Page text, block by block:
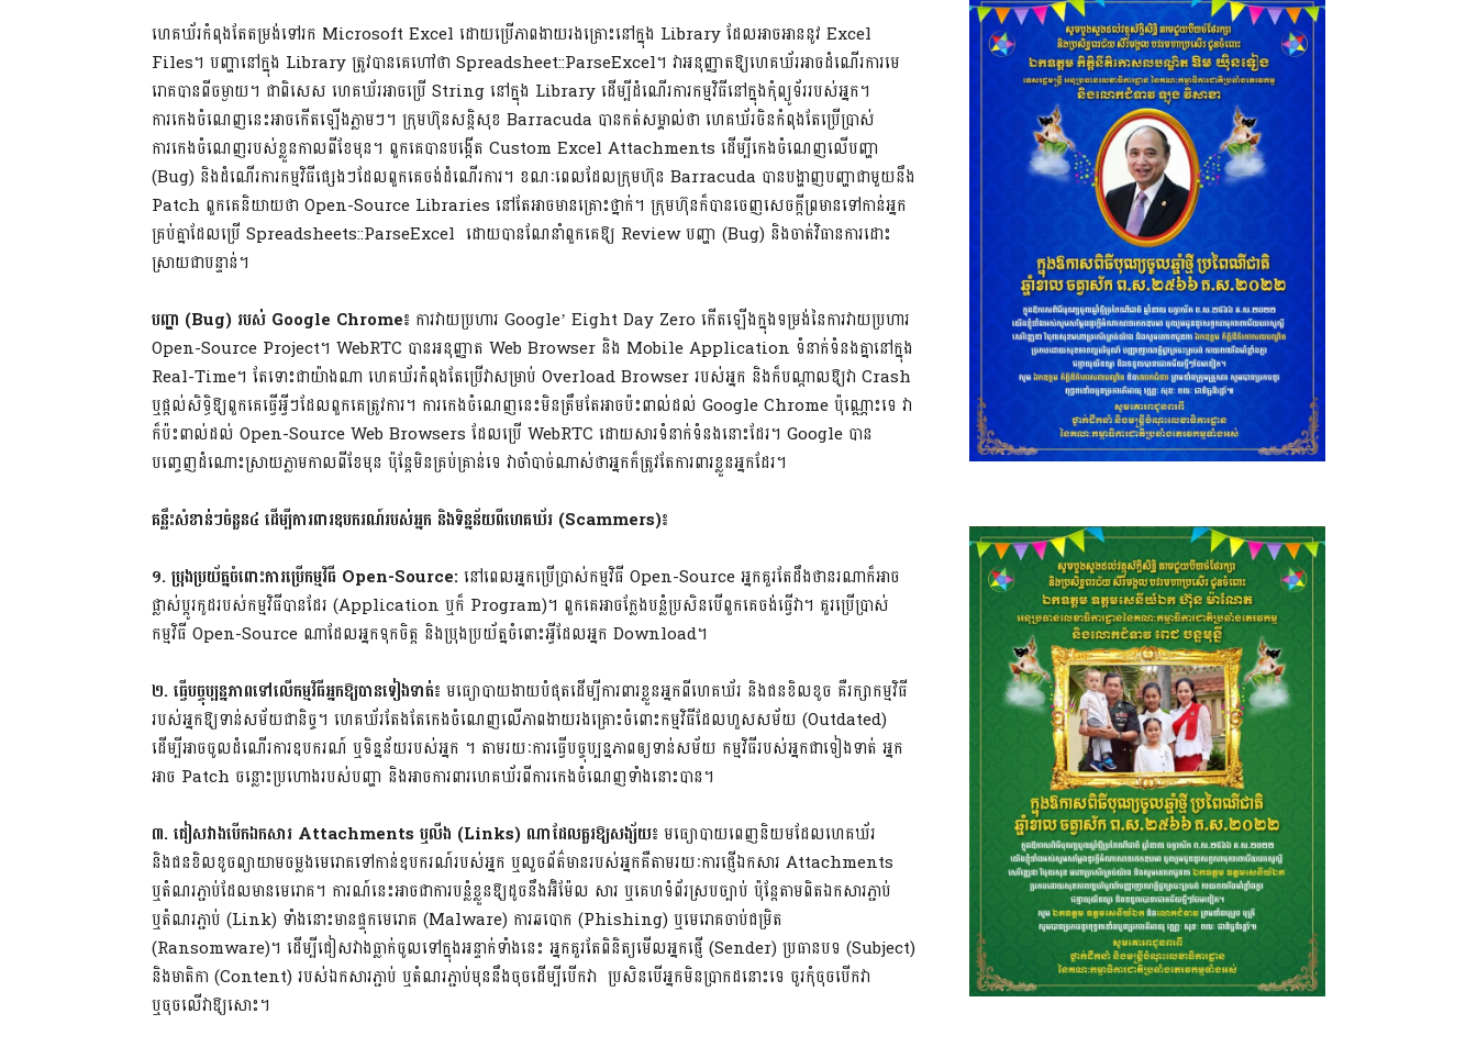
ហេគឃ័រកំពុងតែតម្រង់ទៅរក Microsoft Excel ដោយប្រើភាពងាយរងគ្រោះនៅក្នុង Library ដែលអាចអាននូវ Excel
Files។ បញ្ហានៅក្នុង Library ត្រូវបានគេហៅថា Spreadsheet::ParseExcel។ វាអនុញ្ញាតឱ្យហេគឃ័រអាចដំណើរការមេ
រោគបានពីចម្ងាយ។ ជាពិសេស ហេគឃ័រអាចប្រើ String នៅក្នុង Library ដើម្បីដំណើរការកម្មវិធីនៅក្នុងកុំព្យូទ័ររបស់អ្នក។
ការកេងចំណេញនេះអាចកើតឡើងភ្លាមៗ។ ក្រុមហ៊ុនសន្តិសុខ Barracuda បានកត់សម្គាល់ថា ហេគឃ័រចិនកំពុងតែប្រើប្រាស់
ការកេងចំណេញរបស់ខ្លួនកាលពីខែមុន។ ពួកគេបានបង្កើត Custom Excel Attachments ដើម្បីកេងចំណេញលើបញ្ហា
(Bug) និងដំណើរការកម្មវិធីផ្សេងៗដែលពួកគេចង់ដំណើរការ។ ខណៈពេលដែលក្រុមហ៊ុន Barracuda បានបង្ហាញបញ្ហាជាមួយនឹង
Patch ពួកគេនិយាយថា Open-Source Libraries នៅតែអាចមានគ្រោះថ្នាក់។ ក្រុមហ៊ុនក៏បានចេញសេចក្តីព្រមានទៅកាន់អ្នក
គ្រប់គ្នាដែលប្រើ Spreadsheets::ParseExcel ដោយបានណែនាំពួកគេឱ្យ Review បញ្ហា (Bug) និងចាត់វិធានការដោះ
ស្រាយជាបន្ទាន់។
បញ្ហា (Bug) របស់ Google Chrome៖ ការវាយប្រហារ Google’ Eight Day Zero កើតឡើងក្នុងទម្រង់នៃការវាយប្រហារ
Open-Source Project។ WebRTC បានអនុញ្ញាត Web Browser និង Mobile Application ទំនាក់ទំនងគ្នានៅក្នុង
Real-Time។ តែទោះជាយ៉ាងណា ហេគឃ័រកំពុងតែប្រើវាសម្រាប់ Overload Browser របស់អ្នក និងក៏បណ្តាលឱ្យវា Crash
ឬផ្តល់សិទ្ធិឱ្យពួកគេធ្វើអ្វីៗដែលពួកគេត្រូវការ។ ការកេងចំណេញនេះមិនត្រឹមតែអាចប៉ះពាល់ដល់ Google Chrome ប៉ុណ្ណោះទេ វា
ក៏ប៉ះពាល់ដល់ Open-Source Web Browsers ដែលប្រើ WebRTC ដោយសារទំនាក់ទំនងនោះដែរ។ Google បាន
បញ្ចេញដំណោះស្រាយភ្លាមកាលពីខែមុន ប៉ុន្តែមិនគ្រប់គ្រាន់ទេ វាចាំបាច់ណាស់ថាអ្នកក៏ត្រូវតែការពារខ្លួនអ្នកដែរ។
គន្លឹះសំខាន់ៗចំនួន៤ ដើម្បីការពារឧបករណ៍របស់អ្នក និងទិន្នន័យពីហេគឃ័រ (Scammers)៖
១. ប្រុងប្រយ័ត្នចំពោះការប្រើកម្មវិធី Open-Source:នៅពេលអ្នកប្រើប្រាស់កម្មវិធី Open-Source អ្នកគួរតែដឹងថានរណាក៏អាច
ផ្លាស់ប្តូរកូដរបស់កម្មវិធីបានដែរ (Application ឬក៏ Program)។ ពួកគេអាចក្លែងបន្លំប្រសិនបើពួកគេចង់ធ្វើវា។ គួរប្រើប្រាស់
កម្មវិធី Open-Source ណាដែលអ្នកទុកចិត្ត និងប្រុងប្រយ័ត្នចំពោះអ្វីដែលអ្នក Download។
២. ធ្វើបច្ចុប្បន្នភាពទៅលើកម្មវិធីអ្នកឱ្យបានទៀងទាត់៖ មធ្យោបាយងាយបំផុតដើម្បីការពារខ្លួនអ្នកពីហេគឃ័រ និងជនខិលខូច គឺរក្សាកម្មវិធី
របស់អ្នកឱ្យទាន់សម័យជានិច្ច។ ហេគឃ័រតែងតែកេងចំណេញលើភាពងាយរងគ្រោះចំពោះកម្មវិធីដែលហួសសម័យ (Outdated)
ដើម្បីអាចចូលដំណើរការឧបករណ៍ ឬទិន្នន័យរបស់អ្នក ។ តាមរយៈការធ្វើបច្ចុប្បន្នភាពឲ្យទាន់សម័យ កម្មវិធីរបស់អ្នកជាទៀងទាត់ អ្នក
អាច Patch ចន្លោះប្រហោងរបស់បញ្ហា និងអាចការពារហេគឃ័រពីការកេងចំណេញទាំងនោះបាន។
៣. ជៀសវាងបើកឯកសារ Attachments ឬលីង (Links) ណាដែលគួរឱ្យសង្ស័យ៖ មធ្យោបាយពេញនិយមដែលហេគឃ័រ
និងជនខិលខូចព្យាយាមចម្លងមេរោគទៅកាន់ឧបករណ៍របស់អ្នក ឬលួចព័ត៌មានរបស់អ្នកគឺតាមរយៈការផ្ញើឯកសារ Attachments
ឬតំណរភ្ជាប់ដែលមានមេរោគ។ ការណ៍នេះអាចជាការបន្លំខ្លួនឱ្យដូចនឹងអ៊ិម៉ែល សារ ឬគេហទំព័រស្របច្បាប់ ប៉ុន្តែតាមពិតឯកសារភ្ជាប់
ឬតំណរភ្ជាប់ (Link) ទាំងនោះមានផ្ទុកមេរោគ (Malware) ការឆបោក (Phishing) ឬមេរោគចាប់ជម្រិត
(Ransomware)។ ដើម្បីជៀសវាងធ្លាក់ចូលទៅក្នុងអន្ទាក់ទាំងនេះ អ្នកគួរតែពិនិត្យមើលអ្នកផ្ញើ (Sender) ប្រធានបទ (Subject)
និងមាតិកា (Content) របស់ឯកសារភ្ជាប់ ឬតំណរភ្ជាប់មុននឹងចុចដើម្បីបើកវា ប្រសិនបើអ្នកមិនប្រាកដនោះទេ ចូរកុំចុចបើកវា
ឬចុចលើវាឱ្យសោះ។